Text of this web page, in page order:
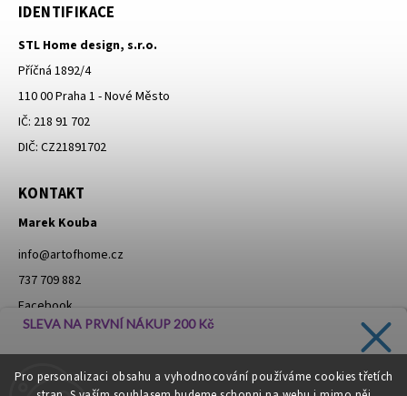
Pro personalizaci obsahu a vyhodnocování používáme cookies třetích
IDENTIFIKACE
STL Home design, s.r.o.
Příčná 1892/4
110 00 Praha 1 - Nové Město
IČ: 218 91 702
DIČ: CZ21891702
KONTAKT
Marek Kouba
info@artofhome.cz
737 709 882
Facebook
Instagram
SLEVA NA PRVNÍ NÁKUP 200 Kč
slevách přímo do vaší schránky!